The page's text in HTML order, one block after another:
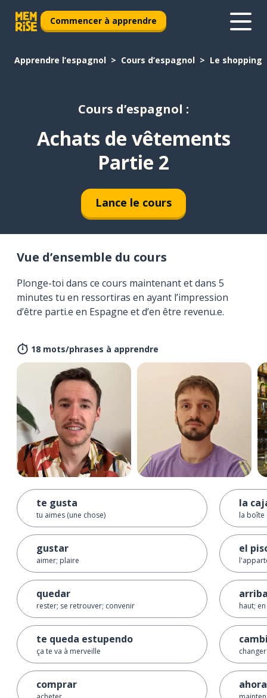
Commencer à apprendre
Apprendre l’espagnol Cours d’espagnol Le shopping
Cours d’espagnol :
Achats de vêtements
Partie 2
Lance le cours
Vue d’ensemble du cours
Plonge-toi dans ce cours maintenant et dans 5
minutes tu en ressortiras en ayant l’impression
d’être parti.e en Espagne et d’en être revenu.e.
18 mots/phrases à apprendre
te gusta
tu aimes (une chose)
gustar
aimer; plaire
quedar
rester; se retrouver; convenir
te queda estupendo
ça te va à merveille
comprar
la
la boîte
el
haut;
changer
ahora